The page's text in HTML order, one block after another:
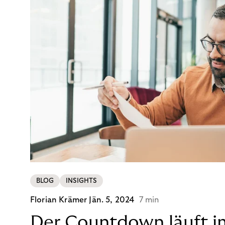
BLOG INSIGHTS
Florian Krämer Jän. 5, 2024 7 min